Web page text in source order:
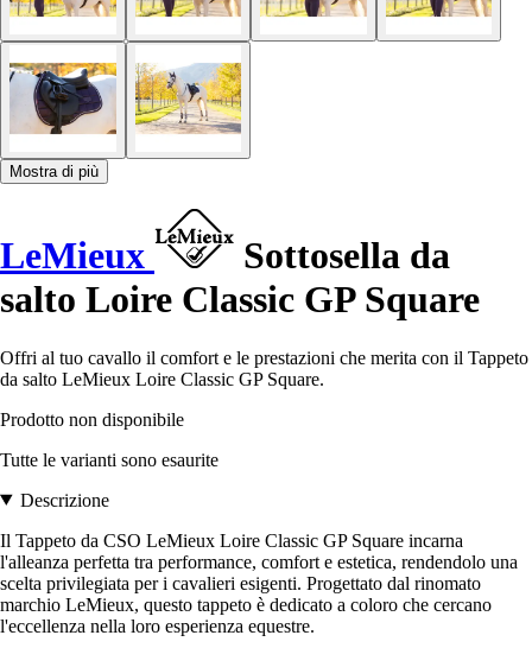
Mostra di più
LeMieux
Sottosella da
salto Loire Classic GP Square
Offri al tuo cavallo il comfort e le prestazioni che merita con il Tappeto
da salto LeMieux Loire Classic GP Square.
Prodotto non disponibile
Tutte le varianti sono esaurite
Descrizione
Il Tappeto da CSO LeMieux Loire Classic GP Square incarna
l'alleanza perfetta tra performance, comfort e estetica, rendendolo una
scelta privilegiata per i cavalieri esigenti. Progettato dal rinomato
marchio LeMieux, questo tappeto è dedicato a coloro che cercano
l'eccellenza nella loro esperienza equestre.